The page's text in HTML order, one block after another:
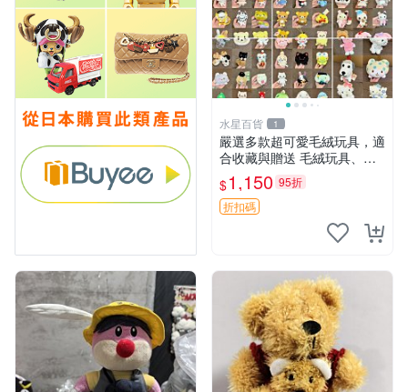
水星百貨 1
嚴選多款超可愛毛絨玩具，適
合收藏與贈送 毛絨玩具、抱
枕、公仔
$1,150 95折
折扣碼